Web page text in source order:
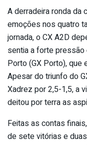
A derradeira ronda
emoções nos quatro
jornada, o CX A2D
sentia a forte
Porto (GX Porto), que
Apesar do triunfo do
Xadrez por 2,5-1,5, a
deitou por terra as
Feitas as contas
de sete vitórias e